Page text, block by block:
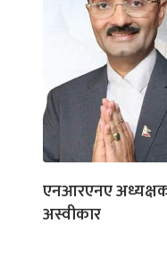
एनआरएनए अध्यक्षका
अस्वीकार